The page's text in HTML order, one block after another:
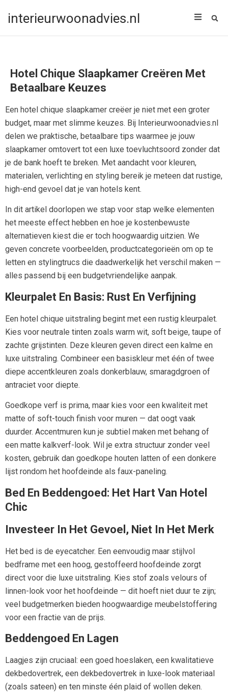
interieurwoonadvies.nl
Hotel Chique Slaapkamer Creëren Met
Betaalbare Keuzes
Een hotel chique slaapkamer creëer je niet met een groter
budget, maar met slimme keuzes. Bij Interieurwoonadvies.nl
delen we praktische, betaalbare tips waarmee je jouw
slaapkamer omtovert tot een luxe toevluchtsoord zonder dat
je de bank hoeft te breken. Met aandacht voor kleuren,
materialen, verlichting en styling bereik je meteen dat rustige,
high-end gevoel dat je van hotels kent.
In dit artikel doorlopen we stap voor stap welke elementen
het meeste effect hebben en hoe je kostenbewuste
alternatieven kiest die er toch hoogwaardig uitzien. We
geven concrete voorbeelden, productcategorieën om op te
letten en stylingtrucs die daadwerkelijk het verschil maken —
alles passend bij een budgetvriendelijke aanpak.
Kleurpalet En Basis: Rust En Verfijning
Een hotel chique uitstraling begint met een rustig kleurpalet.
Kies voor neutrale tinten zoals warm wit, soft beige, taupe of
zachte grijstinten. Deze kleuren geven direct een kalme en
luxe uitstraling. Combineer een basiskleur met één of twee
diepe accentkleuren zoals donkerblauw, smaragdgroen of
antraciet voor diepte.
Goedkope verf is prima, maar kies voor een kwaliteit met
matte of soft-touch finish voor muren — dat oogt vaak
duurder. Accentmuren kun je subtiel maken met behang of
een matte kalkverf-look. Wil je extra structuur zonder veel
kosten, gebruik dan goedkope houten latten of een donkere
lijst rondom het hoofdeinde als faux-paneling.
Bed En Beddengoed: Het Hart Van Hotel
Chic
Investeer In Het Gevoel, Niet In Het Merk
Het bed is de eyecatcher. Een eenvoudig maar stijlvol
bedframe met een hoog, gestoffeerd hoofdeinde zorgt
direct voor die luxe uitstraling. Kies stof zoals velours of
linnen-look voor het hoofdeinde — dit hoeft niet duur te zijn;
veel budgetmerken bieden hoogwaardige meubelstoffering
voor een fractie van de prijs.
Beddengoed En Lagen
Laagjes zijn cruciaal: een goed hoeslaken, een kwalitatieve
dekbedovertrek, een dekbedovertrek in luxe-look materiaal
(zoals sateen) en ten minste één plaid of wollen deken.